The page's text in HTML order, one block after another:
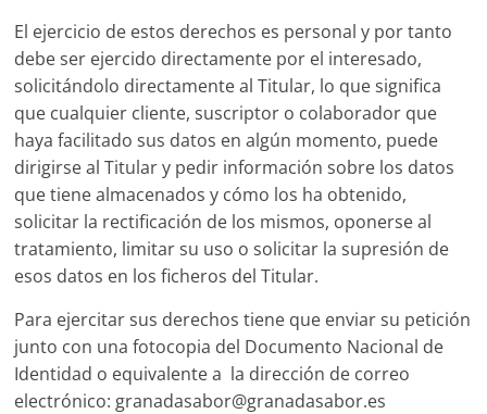
El ejercicio de estos derechos es personal y por tanto
debe ser ejercido directamente por el interesado,
solicitándolo directamente al Titular, lo que significa
que cualquier cliente, suscriptor o colaborador que
haya facilitado sus datos en algún momento, puede
dirigirse al Titular y pedir información sobre los datos
que tiene almacenados y cómo los ha obtenido,
solicitar la rectificación de los mismos, oponerse al
tratamiento, limitar su uso o solicitar la supresión de
esos datos en los ficheros del Titular.
Para ejercitar sus derechos tiene que enviar su petición
junto con una fotocopia del Documento Nacional de
Identidad o equivalente a la dirección de correo
electrónico: granadasabor@granadasabor.es